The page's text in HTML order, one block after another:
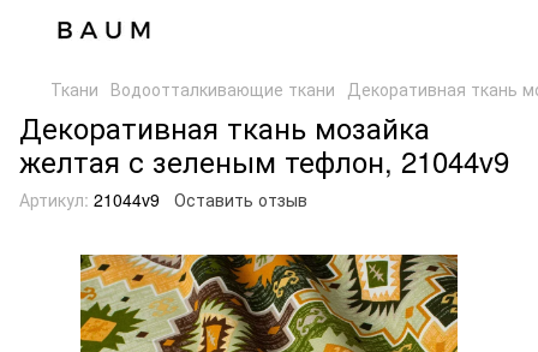
Ткани Водоотталкивающие ткани Декоративная ткань
Декоративная ткань мозайка
желтая с зеленым тефлон, 21044v9
Артикул: 21044v9 Оставить отзыв